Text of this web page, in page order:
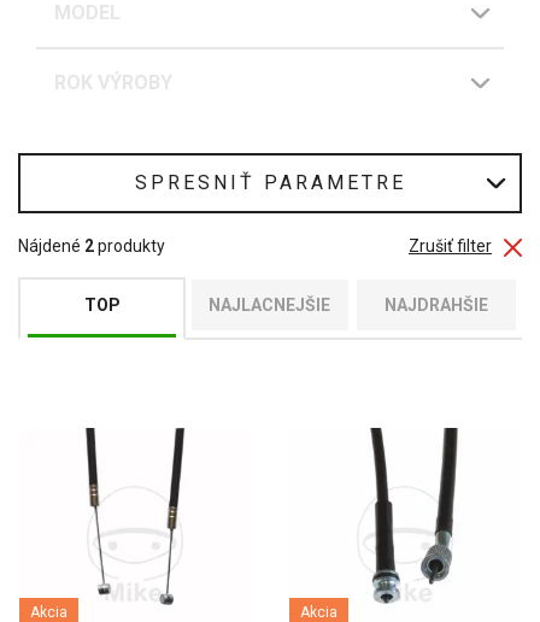
MODEL
ROK VÝROBY
SPRESNIŤ PARAMETRE
Zrušiť filter
Nájdené 2produkty
TOP NAJLACNEJŠIE NAJDRAHŠIE
Akcia
Akcia